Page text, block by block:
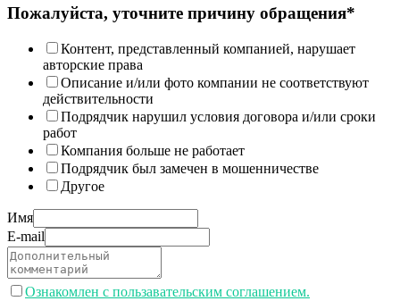
Пожалуйста, уточните причину обращения*
Контент, представленный компанией, нарушает
авторские права
Описание и/или фото компании не соответствуют
действительности
Подрядчик нарушил условия договора и/или сроки
работ
Компания больше не работает
Подрядчик был замечен в мошенничестве
Другое
Имя
E-mail
Ознакомлен с пользавательским соглашением.